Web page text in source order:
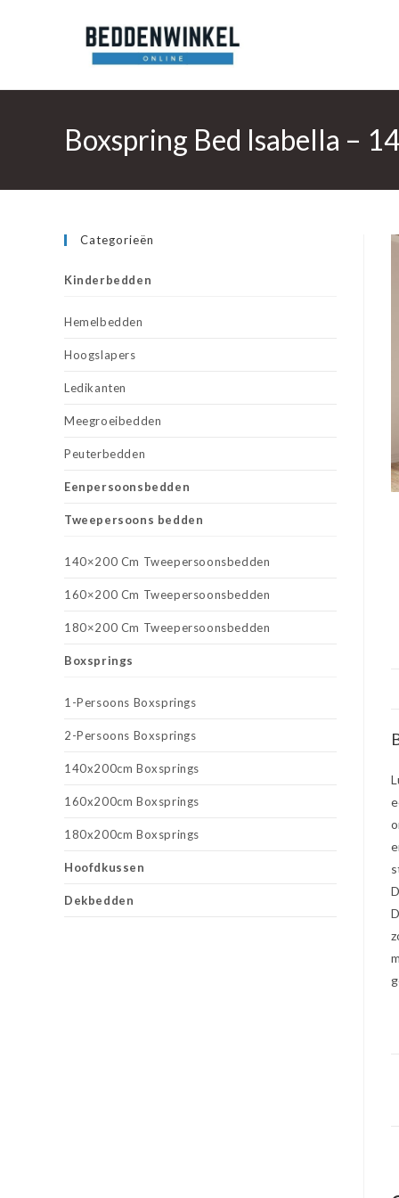
Boxspring Bed Isabella –
Categorieën
Kinderbedden
Hemelbedden
Hoogslapers
Ledikanten
Meegroeibedden
Peuterbedden
Eenpersoonsbedden
Tweepersoons bedden
140×200 Cm Tweepersoonsbedden
160×200 Cm Tweepersoonsbedden
180×200 Cm Tweepersoonsbedden
Boxsprings
1-Persoons Boxsprings
2-Persoons Boxsprings
140x200cm Boxsprings
160x200cm Boxsprings
180x200cm Boxsprings
Hoofdkussen
Dekbedden